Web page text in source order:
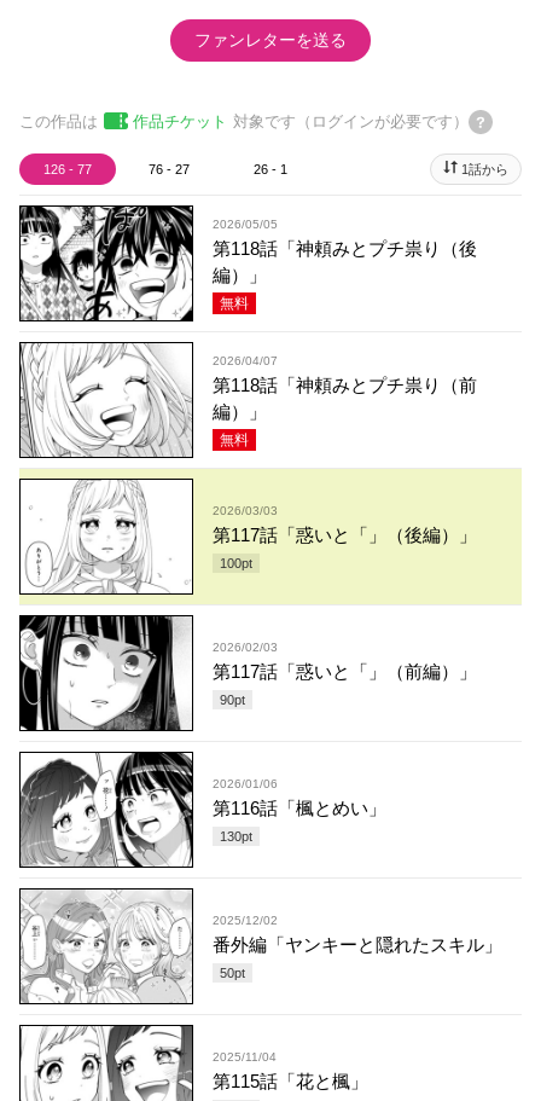
ファンレターを送る
この作品は 作品チケット 対象です（ログインが必要です）
126 - 77 76 - 27 26 - 1 1話から
2026/05/05
第118話「神頼みとプチ祟り（後
編）」
無料
2026/04/07
第118話「神頼みとプチ祟り（前
編）」
無料
2026/03/03
第117話「惑いと「」（後編）」
100pt
2026/02/03
第117話「惑いと「」（前編）」
90pt
2026/01/06
第116話「楓とめい」
130pt
2025/12/02
番外編「ヤンキーと隠れたスキル」
50pt
2025/11/04
第115話「花と楓」